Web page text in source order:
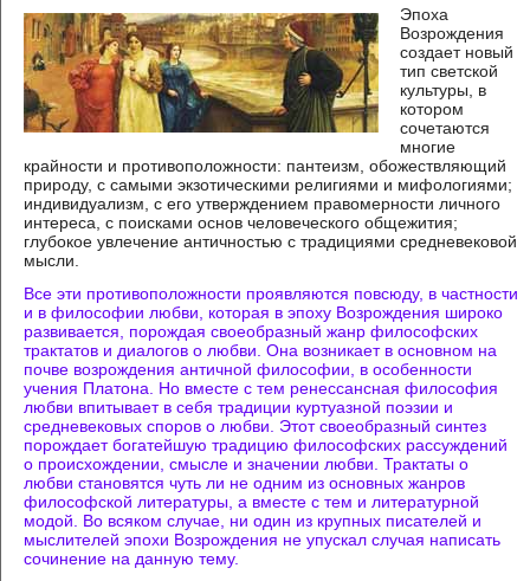
Эпоха
Возрождения
создает новый
тип светской
культуры, в
котором
сочетаются
многие
крайности и противоположности: пантеизм, обожествляющий
природу, с самыми экзотическими религиями и мифологиями;
индивидуализм, с его утверждением правомерности личного
интереса, с поисками основ человеческого общежития;
глубокое увлечение античностью с традициями средневековой
мысли.
Все эти противоположности проявляются повсюду, в частности
и в философии любви, которая в эпоху Возрождения широко
развивается, порождая своеобразный жанр философских
трактатов и диалогов о любви. Она возникает в основном на
почве возрождения античной философии, в особенности
учения Платона. Но вместе с тем ренессансная философия
любви впитывает в себя традиции куртуазной поэзии и
средневековых споров о любви. Этот своеобразный синтез
порождает богатейшую традицию философских рассуждений
о происхождении, смысле и значении любви. Трактаты о
любви становятся чуть ли не одним из основных жанров
философской литературы, а вместе с тем и литературной
модой. Во всяком случае, ни один из крупных писателей и
мыслителей эпохи Возрождения не упускал случая написать
сочинение на данную тему.